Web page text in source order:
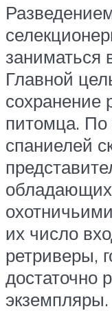
заниматься
Главной
сохранение
питомца. По
спаниелей
их число
ретриверы,
достаточно
экземпляры.